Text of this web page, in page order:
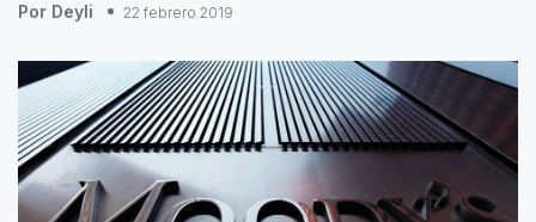
Por Deyli 22 febrero 2019